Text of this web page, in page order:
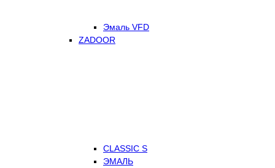
Эмаль VFD
ZADOOR
CLASSIC S
ЭМАЛЬ